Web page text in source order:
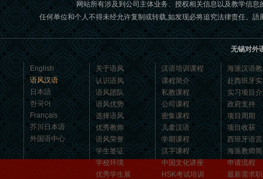
语风汉语学生Jennifer
我叫Jennifer，我非常喜欢在语风汉语无
锡校学习汉语，这是一个非常好的学习
汉语和交朋友的好地方。 ...
网站所有涉及到公司主体业务、授权相关信息以及教学信
任何单位和个人不得未经允许复制或转载,如发现必将追究法律责任。
无锡对外
English
语风汉语
日本語
한국어
Français
芥川日本语
外国语中心
关于语风
认识语风
语风团队
语风优势
选择语风
优秀教师
语风荣誉
学生签证
学校环境
优秀学生展
汉语培训课程
课程简介
私教课程
公司课程
密集课程
儿童汉语
学期课程
汉字课程
中国文化讲座
HSK考试培训
海派汉语
赴西班牙
实习项目
政府支持
项目周期
项目收获
西班牙语
海派教师
申请流程
最新需求